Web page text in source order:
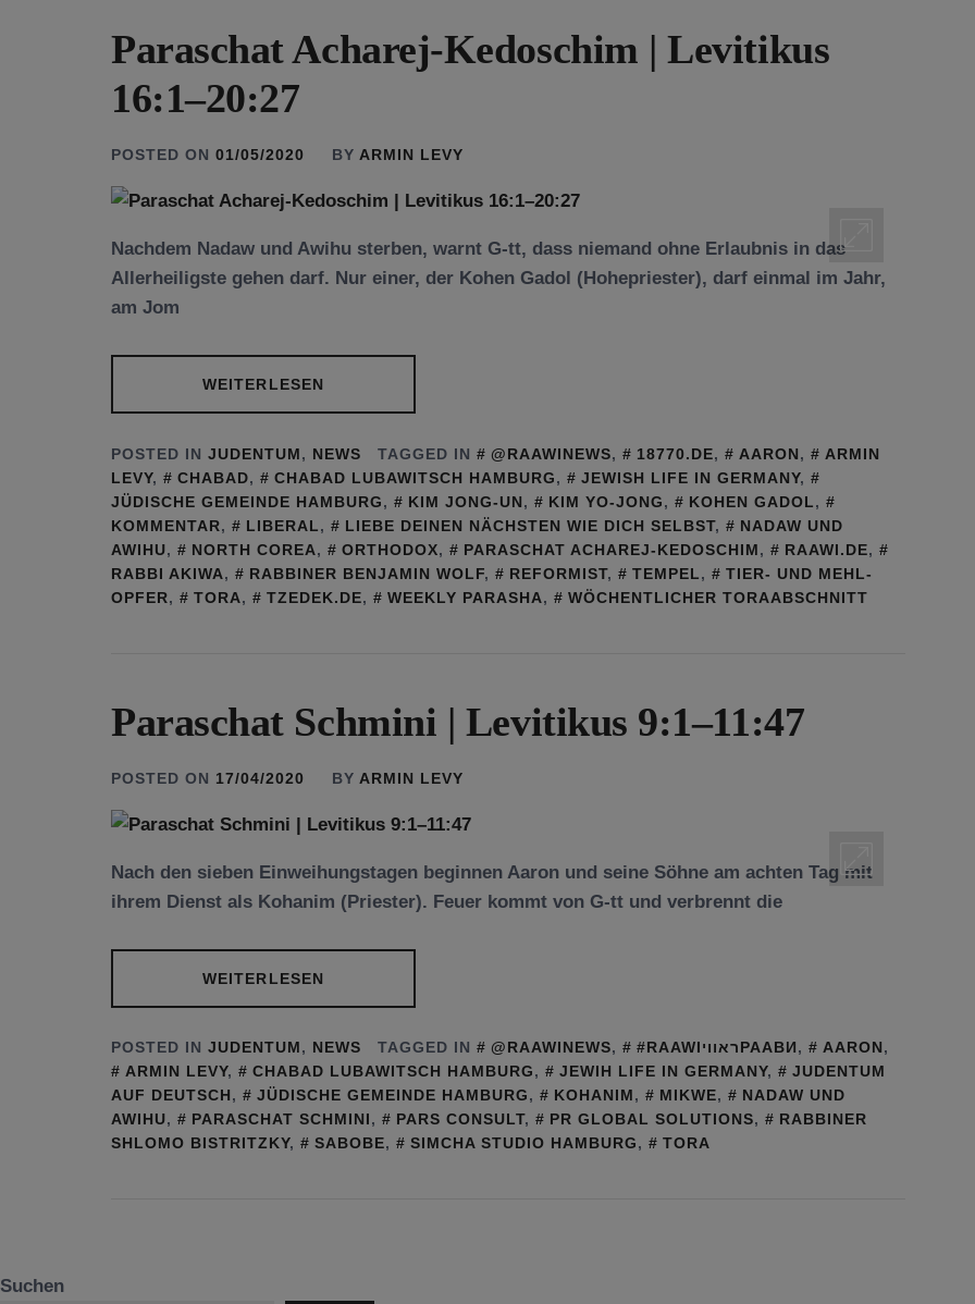
Paraschat Acharej-Kedoschim | Levitikus
16:1–20:27
POSTED ON 01/05/2020 BY ARMIN LEVY
Nachdem Nadaw und Awihu sterben, warnt G-tt, dass niemand ohne Erlaubnis in das
Allerheiligste gehen darf. Nur einer, der Kohen Gadol (Hohepriester), darf einmal im Jahr,
am Jom
WEITERLESEN
POSTED IN JUDENTUM, NEWS TAGGED IN @RAAWINEWS, 18770.DE, AARON,
ARMIN
LEVY, CHABAD, CHABAD LUBAWITSCH HAMBURG, JEWISH LIFE IN GERMANY,
JÜDISCHE GEMEINDE HAMBURG, KIM JONG-UN, KIM YO-JONG, KOHEN GADOL,
KOMMENTAR, LIBERAL, LIEBE DEINEN NÄCHSTEN WIE DICH SELBST,
NADAW UND
AWIHU, NORTH COREA, ORTHODOX, PARASCHAT ACHAREJ-KEDOSCHIM, RAAWI.DE,
RABBI AKIWA, RABBINER BENJAMIN WOLF, REFORMIST, TEMPEL,
TIER- UND MEHL-
OPFER, TORA, TZEDEK.DE, WEEKLY PARASHA, WÖCHENTLICHER TORAABSCHNITT
Paraschat Schmini | Levitikus 9:1–11:47
POSTED ON 17/04/2020 BY ARMIN LEVY
Nach den sieben Einweihungstagen beginnen Aaron und seine Söhne am achten Tag mit
ihrem Dienst als Kohanim (Priester). Feuer kommt von G-tt und verbrennt die
WEITERLESEN
POSTED IN JUDENTUM, NEWS TAGGED IN @RAAWINEWS, #RAAWIראוויРААВИ, AARON,
ARMIN LEVY, CHABAD LUBAWITSCH HAMBURG, JEWIH LIFE IN GERMANY,
JUDENTUM
AUF DEUTSCH, JÜDISCHE GEMEINDE HAMBURG, KOHANIM, MIKWE,
NADAW UND
AWIHU, PARASCHAT SCHMINI, PARS CONSULT, PR GLOBAL SOLUTIONS,
RABBINER
SHLOMO BISTRITZKY, SABOBE, SIMCHA STUDIO HAMBURG, TORA
Suchen